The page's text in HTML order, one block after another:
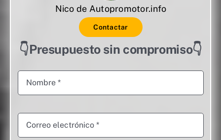
Nico de Autopromotor.info
Contactar
👇Presupuesto sin compromiso👇